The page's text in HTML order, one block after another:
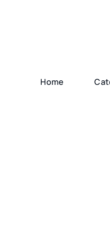
Home